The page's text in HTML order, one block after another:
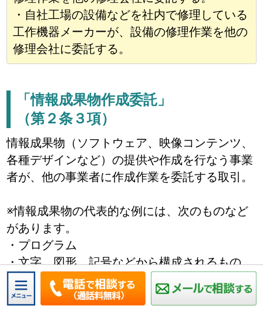
・自社工場の設備などを社内で修理している
工作機器メーカーが、設備の修理作業を他の
修理会社に委託する。
「情報成果物作成委託」
（第２条３項）
情報成果物（ソフトウェア、映像コンテンツ、
各種デザインなど）の提供や作成を行なう事業
者が、他の事業者に作成作業を委託する取引。
※情報成果物の代表的な例には、次のものなど
があります。
・プログラム
・文字、図形、記号などから構成されるもの
・影像、音声、音響などから構成されるもの
・物品の付属品や内蔵部品、物品の設計やデザ